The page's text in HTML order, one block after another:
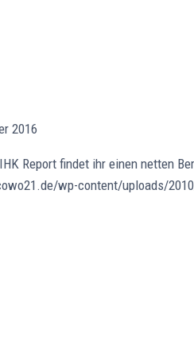
2016
IHK Report findet ihr einen netten
wp-content/uploads/